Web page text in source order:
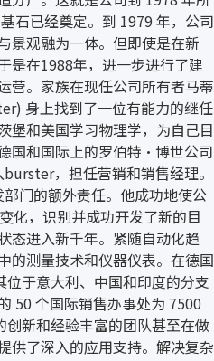
石已经奠定。到 1979 年，公司
景观融为一体。但即使是在新
是在1988年，进一步进行了建
营。家族在现任公司所有者马蒂
身上找到了一位有能力的继任
堡和美国学习物理学，为自己目
国和国际上的罗伯特·博世公司
，担任营销和销售经理。
门的额外责任。他成功地使公
化，识别并成功开发了新的目
态进入新千年。紧随自动化趋
的测量技术和仪器仪表。在德国
于意大利、中国和印度的分支
50 个国际销售办事处为 7500
新和经验丰富的团队甚至在做
供了深入的应用支持。解决复杂